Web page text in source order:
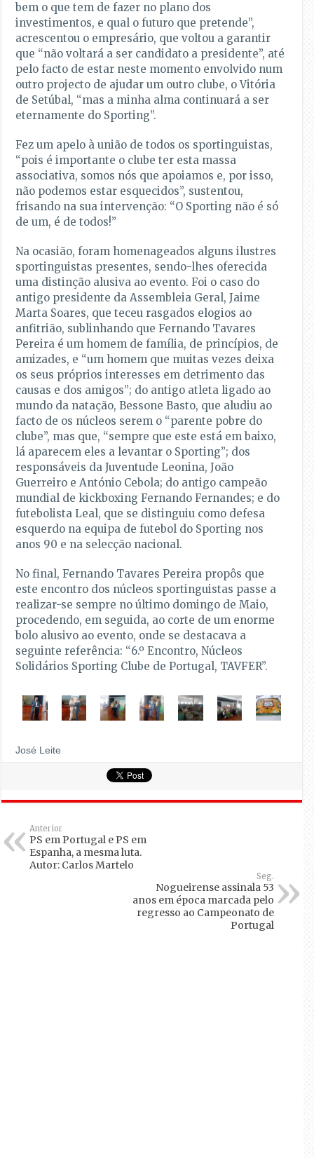
bem o que tem de fazer no plano dos
investimentos, e qual o futuro que pretende”,
acrescentou o empresário, que voltou a garantir
que “não voltará a ser candidato a presidente”, até
pelo facto de estar neste momento envolvido num
outro projecto de ajudar um outro clube, o Vitória
de Setúbal, “mas a minha alma continuará a ser
eternamente do Sporting”.
Fez um apelo à união de todos os sportinguistas,
“pois é importante o clube ter esta massa
associativa, somos nós que apoiamos e, por isso,
não podemos estar esquecidos”, sustentou,
frisando na sua intervenção: “O Sporting não é só
de um, é de todos!”
Na ocasião, foram homenageados alguns ilustres
sportinguistas presentes, sendo-lhes oferecida
uma distinção alusiva ao evento. Foi o caso do
antigo presidente da Assembleia Geral, Jaime
Marta Soares, que teceu rasgados elogios ao
anfitrião, sublinhando que Fernando Tavares
Pereira é um homem de família, de princípios, de
amizades, e “um homem que muitas vezes deixa
os seus próprios interesses em detrimento das
causas e dos amigos”; do antigo atleta ligado ao
mundo da natação, Bessone Basto, que aludiu ao
facto de os núcleos serem o “parente pobre do
clube”, mas que, “sempre que este está em baixo,
lá aparecem eles a levantar o Sporting”; dos
responsáveis da Juventude Leonina, João
Guerreiro e António Cebola; do antigo campeão
mundial de kickboxing Fernando Fernandes; e do
futebolista Leal, que se distinguiu como defesa
esquerdo na equipa de futebol do Sporting nos
anos 90 e na selecção nacional.
No final, Fernando Tavares Pereira propôs que
este encontro dos núcleos sportinguistas passe a
realizar-se sempre no último domingo de Maio,
procedendo, em seguida, ao corte de um enorme
bolo alusivo ao evento, onde se destacava a
seguinte referência: “6.º Encontro, Núcleos
Solidários Sporting Clube de Portugal, TAVFER”.
José Leite
Anterior
PS em Portugal e PS em
Espanha, a mesma luta.
Autor: Carlos Martelo
Seg.
Nogueirense assinala 53
anos em época marcada pelo
regresso ao Campeonato de
Portugal